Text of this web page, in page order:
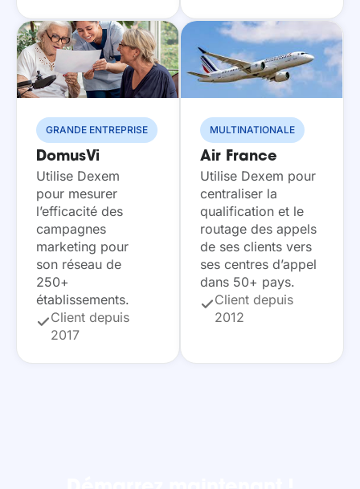
GRANDE ENTREPRISE
DomusVi
Utilise Dexem
pour mesurer
l’efficacité des
campagnes
marketing pour
son réseau de
250+
établissements.
Client depuis
2017
MULTINATIONALE
Air France
Utilise Dexem pour
centraliser la
qualification et le
routage des appels
de ses clients vers
ses centres d’appel
dans 50+ pays.
Client depuis
2012